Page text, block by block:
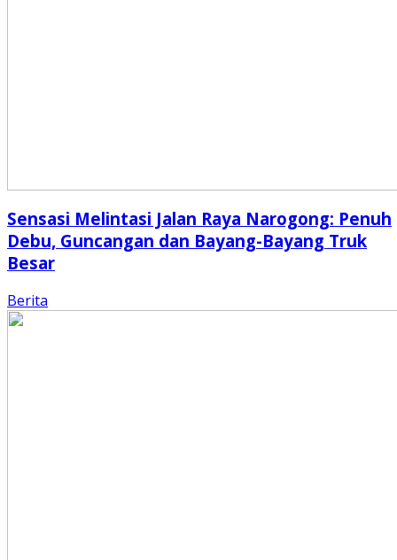
Sensasi Melintasi Jalan Raya Narogong: Penuh
Debu, Guncangan dan Bayang-Bayang Truk
Besar
Berita